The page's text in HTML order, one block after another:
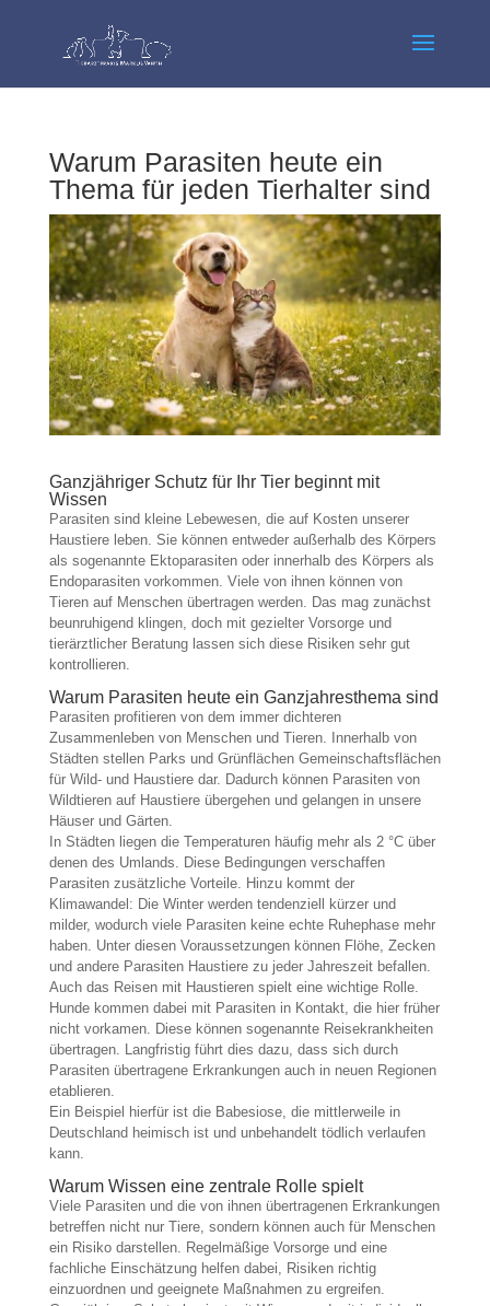
Warum Parasiten heute ein
Thema für jeden Tierhalter sind
Ganzjähriger Schutz für Ihr Tier beginnt mit
Wissen
Parasiten sind kleine Lebewesen, die auf Kosten unserer
Haustiere leben. Sie können entweder außerhalb des Körpers
als sogenannte Ektoparasiten oder innerhalb des Körpers als
Endoparasiten vorkommen. Viele von ihnen können von
Tieren auf Menschen übertragen werden. Das mag zunächst
beunruhigend klingen, doch mit gezielter Vorsorge und
tierärztlicher Beratung lassen sich diese Risiken sehr gut
kontrollieren.
Warum Parasiten heute ein Ganzjahresthema sind
Parasiten profitieren von dem immer dichteren
Zusammenleben von Menschen und Tieren. Innerhalb von
Städten stellen Parks und Grünflächen Gemeinschaftsflächen
für Wild- und Haustiere dar. Dadurch können Parasiten von
Wildtieren auf Haustiere übergehen und gelangen in unsere
Häuser und Gärten.
In Städten liegen die Temperaturen häufig mehr als 2 °C über
denen des Umlands. Diese Bedingungen verschaffen
Parasiten zusätzliche Vorteile. Hinzu kommt der
Klimawandel: Die Winter werden tendenziell kürzer und
milder, wodurch viele Parasiten keine echte Ruhephase mehr
haben. Unter diesen Voraussetzungen können Flöhe, Zecken
und andere Parasiten Haustiere zu jeder Jahreszeit befallen.
Auch das Reisen mit Haustieren spielt eine wichtige Rolle.
Hunde kommen dabei mit Parasiten in Kontakt, die hier früher
nicht vorkamen. Diese können sogenannte Reisekrankheiten
übertragen. Langfristig führt dies dazu, dass sich durch
Parasiten übertragene Erkrankungen auch in neuen Regionen
etablieren.
Ein Beispiel hierfür ist die Babesiose, die mittlerweile in
Deutschland heimisch ist und unbehandelt tödlich verlaufen
kann.
Warum Wissen eine zentrale Rolle spielt
Viele Parasiten und die von ihnen übertragenen Erkrankungen
betreffen nicht nur Tiere, sondern können auch für Menschen
ein Risiko darstellen. Regelmäßige Vorsorge und eine
fachliche Einschätzung helfen dabei, Risiken richtig
einzuordnen und geeignete Maßnahmen zu ergreifen.